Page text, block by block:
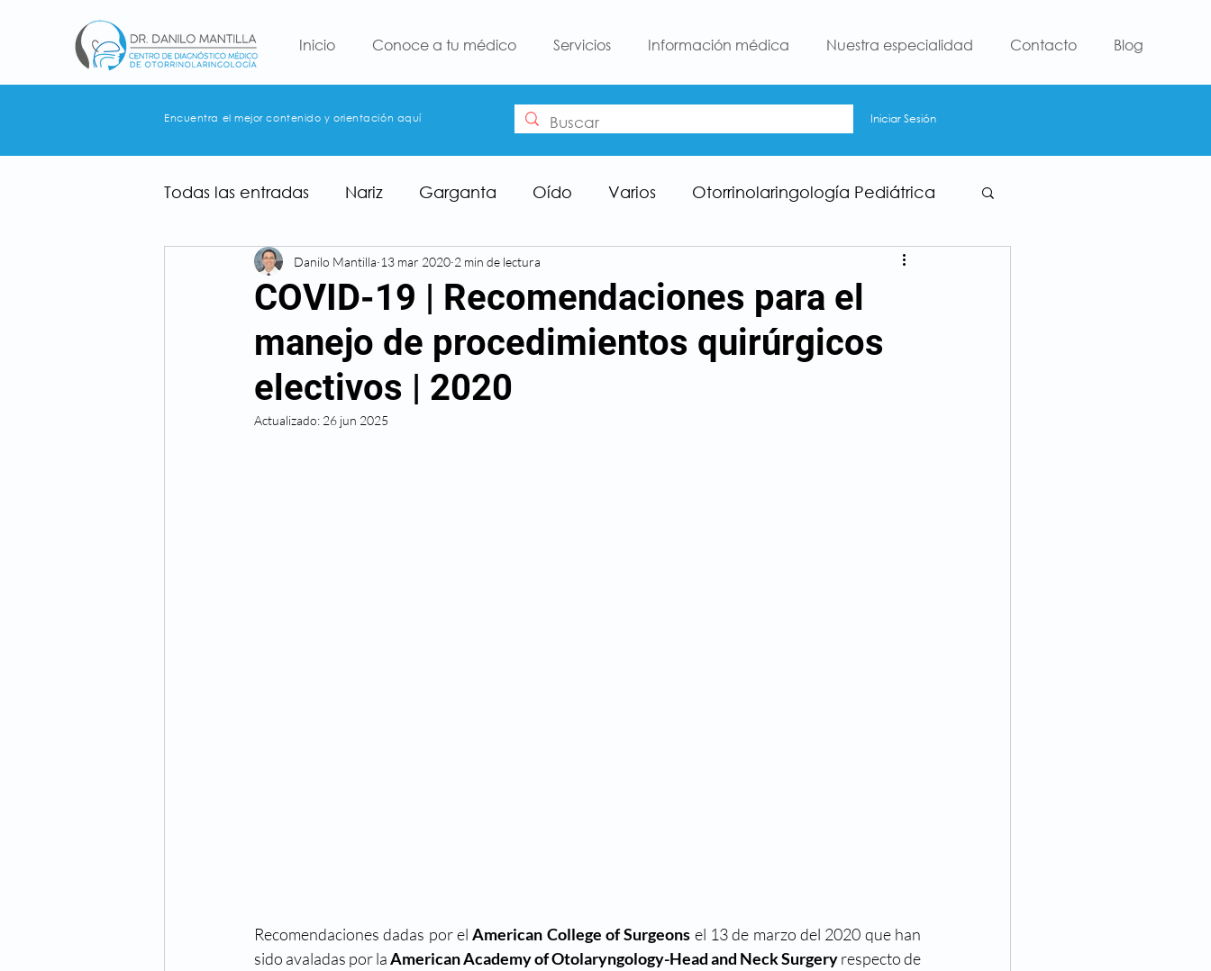
Inicio Conoce a tu médico Servicios Información médica Nuestra especialidad Contacto Blog
Encuentra el mejor contenido y orientación aquí Iniciar Sesión
Todas las entradas Nariz Garganta Oído Varios Otorrinolaringología Pediátrica
COVID-19 | Recomendaciones para el
manejo de procedimientos quirúrgicos
electivos | 2020
Danilo Mantilla 13 mar 2020 2 min de lectura
Actualizado: 26 jun 2025
Recomendaciones dadas por el American College of Surgeons el 13 de marzo del 2020 que han
sido avaladas por la American Academy of Otolaryngology-Head and Neck Surgery respecto de